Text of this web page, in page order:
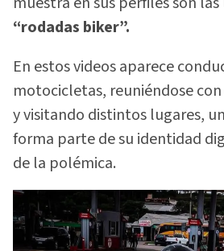
“rodadas biker”.
En estos videos aparece
motocicletas, reuniéndose
y visitando distintos lugares,
forma parte de su identidad
de la polémica.